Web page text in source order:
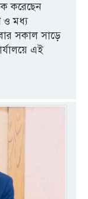
করেছেন
ও মধ্য
সকাল সাড়ে
এই